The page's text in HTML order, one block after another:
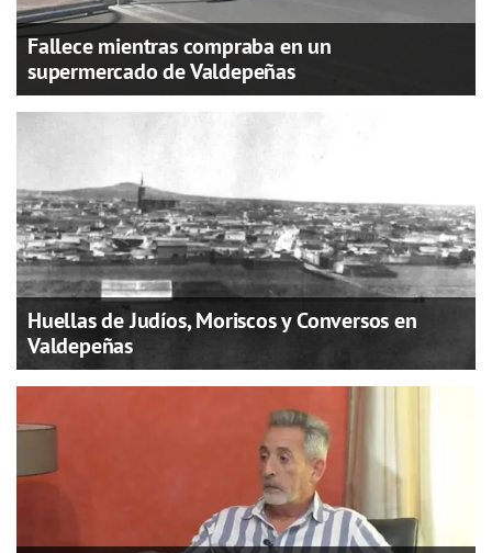
Fallece mientras compraba en un
supermercado de Valdepeñas
Huellas de Judíos, Moriscos y Conversos en
Valdepeñas